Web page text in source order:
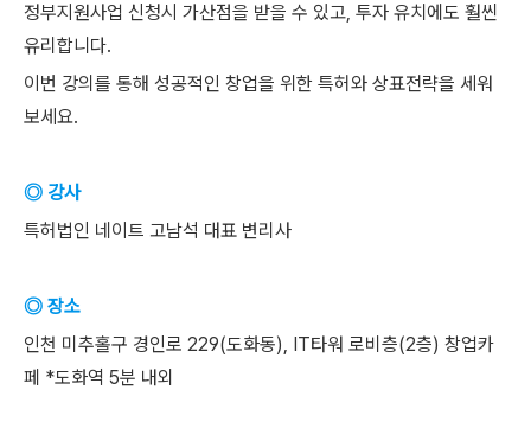
정부지원사업 신청시 가산점을 받을 수 있고, 투자 유치에도 훨씬
유리합니다.
이번 강의를 통해 성공적인 창업을 위한 특허와 상표전략을 세워
보세요.
◎ 강사
특허법인 네이트 고남석 대표 변리사
◎ 장소
인천 미추홀구 경인로 229(도화동), IT타워 로비층(2층) 창업카
페 *도화역 5분 내외